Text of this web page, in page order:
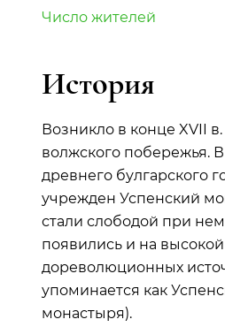
Число жителей
История
Возникло в конце XVII
волжского побережья. В
древнего булгарского
учрежден Успенский
стали слободой при
появились и на
дореволюционных
упоминается как
монастыря).